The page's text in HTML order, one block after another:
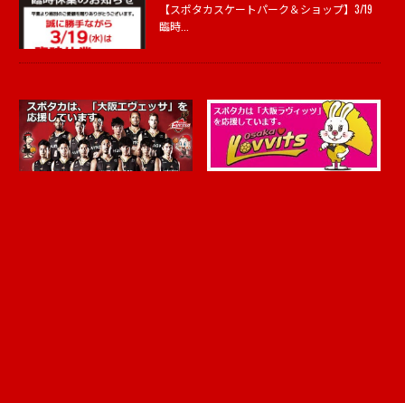
【スポタカスケートパーク＆ショップ】3/19
臨時...